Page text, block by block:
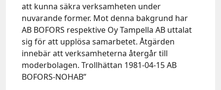
att kunna säkra verksamheten under
nuvarande former. Mot denna bakgrund har
AB BOFORS respektive Oy Tampella AB uttalat
sig för att upplösa samarbetet. Åtgärden
innebär att verksamheterna återgår till
moderbolagen. Trollhättan 1981-04-15 AB
BOFORS-NOHAB”